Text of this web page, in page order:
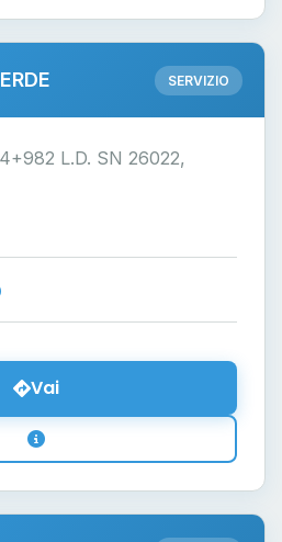
SERVIZIO
L.D. SN 26022,
Vai